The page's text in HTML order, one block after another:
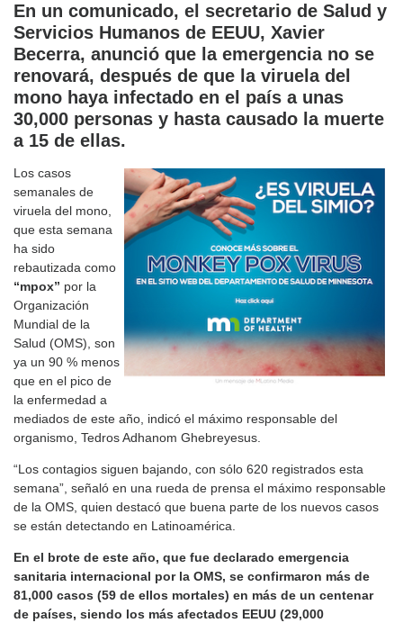
En un comunicado, el secretario de Salud y
Servicios Humanos de EEUU, Xavier
Becerra, anunció que la emergencia no se
renovará, después de que la viruela del
mono haya infectado en el país a unas
30,000 personas y hasta causado la muerte
a 15 de ellas.
Los casos
semanales de
viruela del mono,
que esta semana
ha sido
rebautizada como
“mpox” por la
Organización
Mundial de la
Salud (OMS), son
ya un 90 % menos
que en el pico de
la enfermedad a
mediados de este año, indicó el máximo responsable del
organismo, Tedros Adhanom Ghebreyesus.
“Los contagios siguen bajando, con sólo 620 registrados esta
semana”, señaló en una rueda de prensa el máximo responsable
de la OMS, quien destacó que buena parte de los nuevos casos
se están detectando en Latinoamérica.
En el brote de este año, que fue declarado emergencia
sanitaria internacional por la OMS, se confirmaron más de
81,000 casos (59 de ellos mortales) en más de un centenar
de países, siendo los más afectados EEUU (29,000